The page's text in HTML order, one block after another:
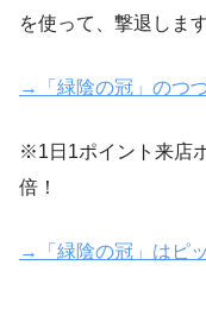
を使って、撃退します
→「緑陰の冠」のつ
※1日1ポイント来店
倍！
→「緑陰の冠」はピ